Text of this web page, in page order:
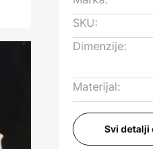
SKU:
Dimenzije:
Materijal:
Svi detalji